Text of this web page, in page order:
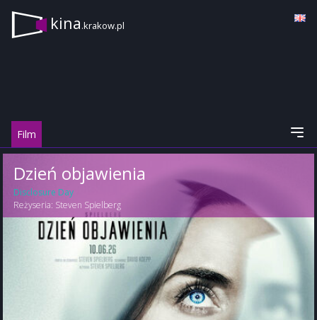
kina.krakow.pl
Film
Dzień objawienia
Disclosure Day
Reżyseria: Steven Spielberg